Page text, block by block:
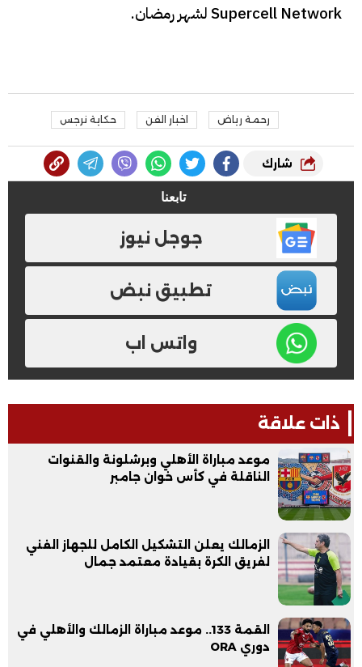
Supercell Network لشهر رمضان.
رحمة رياض اخبار الفن حكاية نرجس
شارك
تابعنا
جوجل نيوز
تطبيق نبض
واتس اب
ذات علاقة
موعد مباراة الأهلي وبرشلونة والقنوات
الناقلة في كأس خوان جامبر
الزمالك يعلن التشكيل الكامل للجهاز الفني
لفريق الكرة بقيادة معتمد جمال
القمة 133.. موعد مباراة الزمالك والأهلي في
دوري ORA